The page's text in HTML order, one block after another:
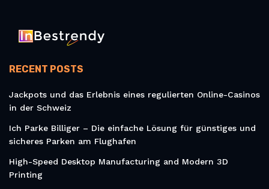
RECENT POSTS
Jackpots und das Erlebnis eines regulierten Online-Casinos
in der Schweiz
Ich Parke Billiger – Die einfache Lösung für günstiges und
sicheres Parken am Flughafen
High-Speed Desktop Manufacturing and Modern 3D
Printing